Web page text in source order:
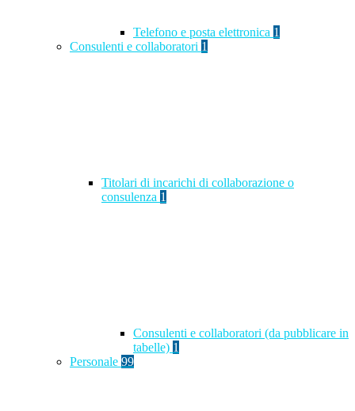
Telefono e posta elettronica 1
Consulenti e collaboratori 1
Titolari di incarichi di collaborazione o
consulenza 1
Consulenti e collaboratori (da pubblicare in
tabelle) 1
Personale 99